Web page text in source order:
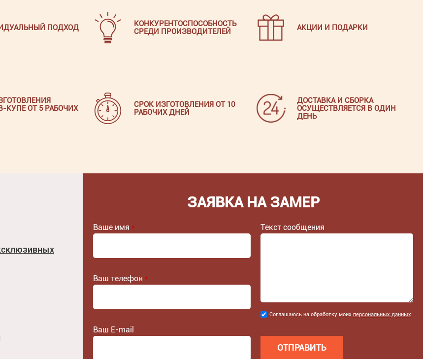
ПОДХОД
КОНКУРЕНТОСПОСОБНОСТЬ
СРЕДИ ПРОИЗВОДИТЕЛЕЙ
АКЦИИ И ПОДАРКИ
КУПЕ ОТ 5 РАБОЧИХ
СРОК ИЗГОТОВЛЕНИЯ ОТ 10
РАБОЧИХ ДНЕЙ
ДОСТАВКА И СБОРКА
ОСУЩЕСТВЛЯЕТСЯ В ОДИН
ДЕНЬ
ЗАЯВКА НА ЗАМЕР
Ваше имя *
Ваш телефон *
Ваш E-mail
Текст сообщения
Соглашаюсь
данных
Соглашаюсь на обработку моих персональных данных